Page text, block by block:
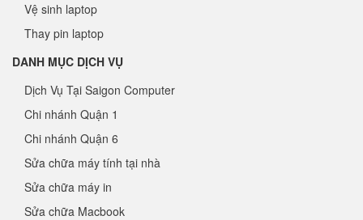
Vệ sinh laptop
Thay pin laptop
DANH MỤC DỊCH VỤ
Dịch Vụ Tại Saigon Computer
Chi nhánh Quận 1
Chi nhánh Quận 6
Sửa chữa máy tính tại nhà
Sửa chữa máy in
Sửa chữa Macbook